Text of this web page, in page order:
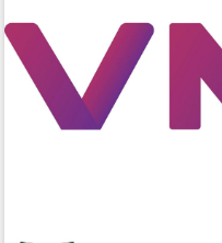
Phát động chiến dịch 30 ngày đêm
giải phóng mặt bằng Tuyến đường bộ
ven biển
Đắk Lắk nỗ lực thúc đẩy tăng trưởng
kinh tế từ 10% trở lên trong Quý